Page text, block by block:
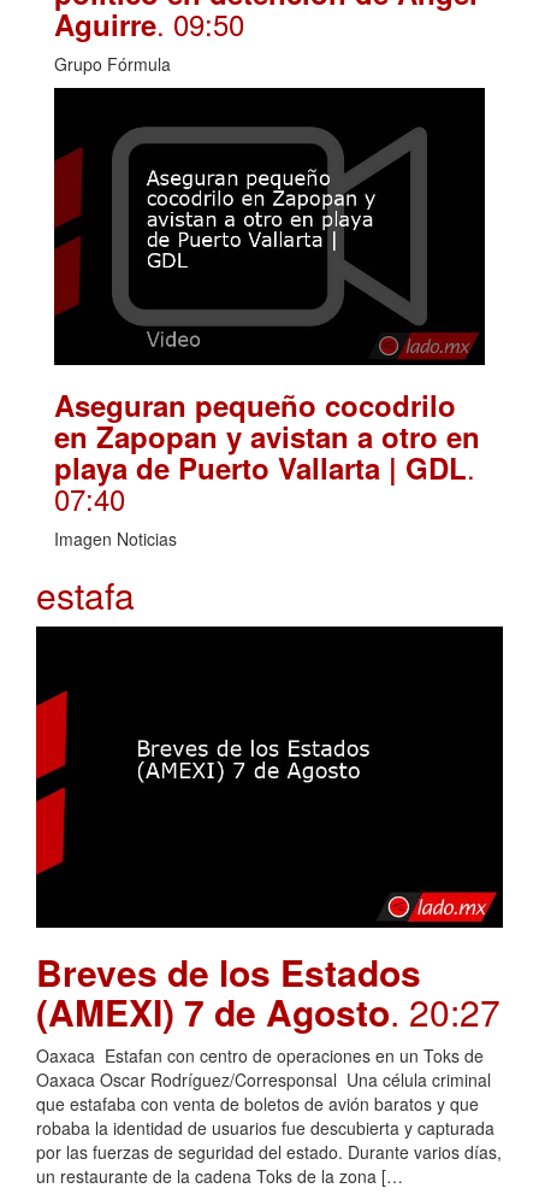
Aguirre. 09:50
Grupo Fórmula
Aseguran pequeño cocodrilo
en Zapopan y avistan a otro en
playa de Puerto Vallarta | GDL.
07:40
Imagen Noticias
estafa
Breves de los Estados
(AMEXI) 7 de Agosto. 20:27
Oaxaca Estafan con centro de operaciones en un Toks de
Oaxaca Oscar Rodríguez/Corresponsal Una célula criminal
que estafaba con venta de boletos de avión baratos y que
robaba la identidad de usuarios fue descubierta y capturada
por las fuerzas de seguridad del estado. Durante varios días,
un restaurante de la cadena Toks de la zona […